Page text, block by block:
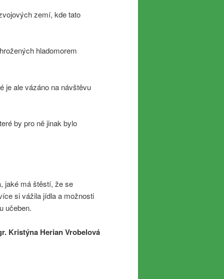
zemí, kde tato
hladomorem
je ale vázáno na návštěvu
by pro ně jinak bylo
jaké má štěstí, že se
si vážila jídla a možnosti
učeben.
Kristýna Herian Vrobelová